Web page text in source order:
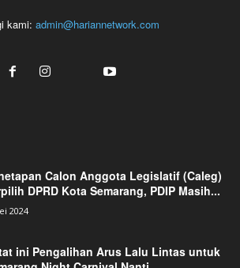
kami: admin@hariannetwork.com
Calon Anggota Legislatif (Caleg)
DPRD Kota Semarang, PDIP Masih...
2024
ini Pengalihan Arus Lalu Lintas untuk